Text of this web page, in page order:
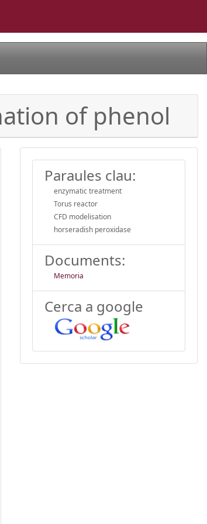
of phenol
Paraules clau:
enzymatic treatment
Torus reactor
CFD modelisation
horseradish peroxidase
Documents:
Memoria
Cerca a google